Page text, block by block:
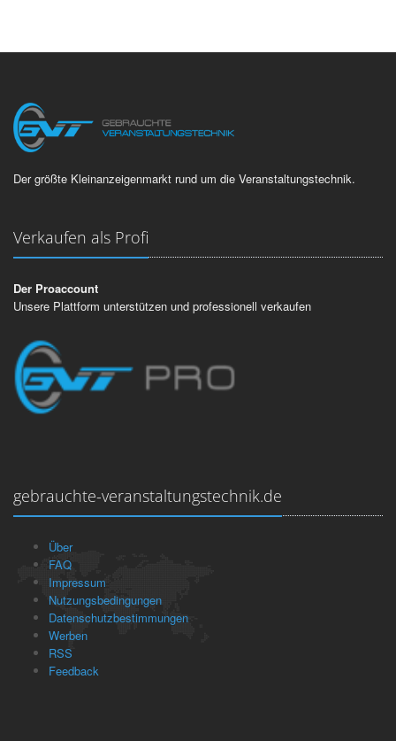
Der größte Kleinanzeigenmarkt rund um die Veranstaltungstechnik.
Verkaufen als Profi
Der Proaccount
Unsere Plattform unterstützen und professionell verkaufen
gebrauchte-veranstaltungstechnik.de
Über
FAQ
Impressum
Nutzungsbedingungen
Datenschutzbestimmungen
Werben
RSS
Feedback